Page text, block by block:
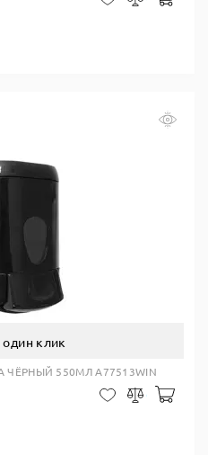
один клик
550МЛ A77513WIN
В закладки
Сравнить